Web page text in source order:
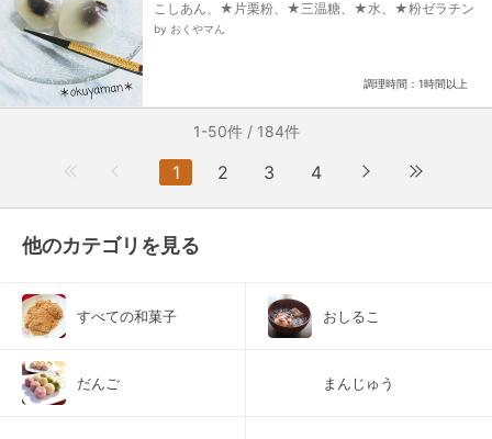
こしあん、★片栗粉、★三温糖、★水、★粉ゼラチン
by おくやマん
調理時間：1時間以上
1-50件 / 184件
1 2 3 4
他のカテゴリを見る
すべての和菓子 おしるこ
だんご まんじゅう